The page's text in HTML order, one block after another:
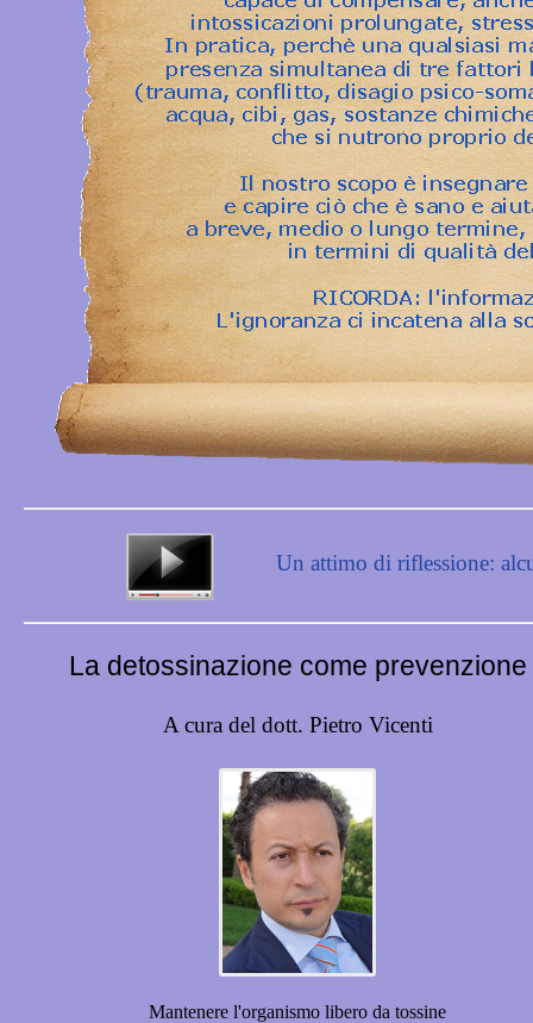
Un attimo di riflessione:
La detossinazione come prevenzione
A cura del dott. Pietro Vicenti
Mantenere l'organismo libero da tossine